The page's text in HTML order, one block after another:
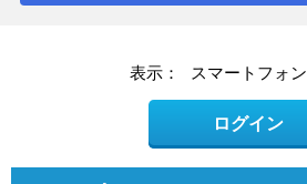
表示： スマートフォン
ログイン